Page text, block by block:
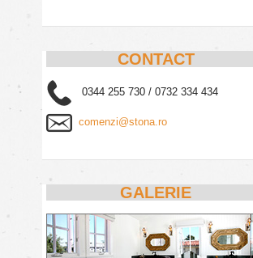
CONTACT
0344 255 730 / 0732 334 434
comenzi@stona.ro
GALERIE